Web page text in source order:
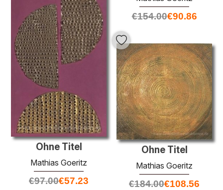
€154.00€90.86
Ohne Titel
Mathias Goeritz
€97.00€57.23
Ohne Titel
Mathias Goeritz
€184.00€108.56